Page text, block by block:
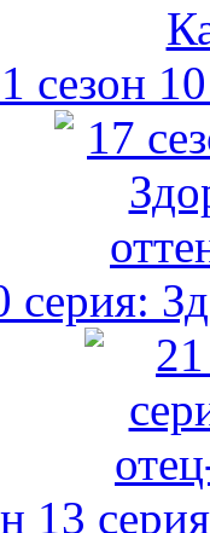
сезон
серия:
13